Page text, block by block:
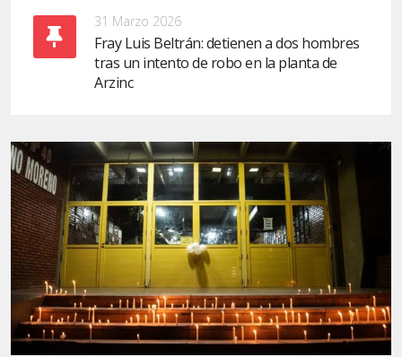
31 Marzo 2026
Fray Luis Beltrán: detienen a dos hombres
tras un intento de robo en la planta de
Arzinc